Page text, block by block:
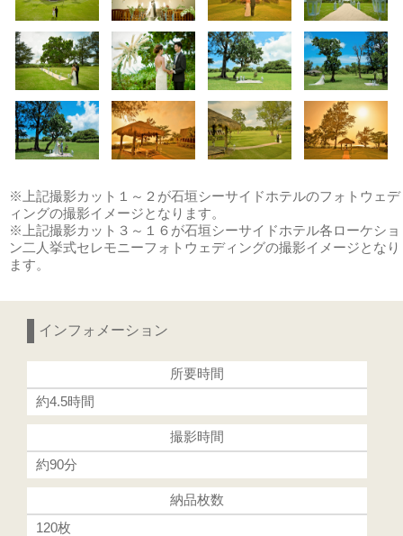
※上記撮影カット１～２が石垣シーサイドホテルのフォトウェデ
ィングの撮影イメージとなります。
※上記撮影カット３～１６が石垣シーサイドホテル各ローケショ
ン二人挙式セレモニーフォトウェディングの撮影イメージとなり
ます。
インフォメーション
所要時間
約4.5時間
撮影時間
約90分
納品枚数
120枚